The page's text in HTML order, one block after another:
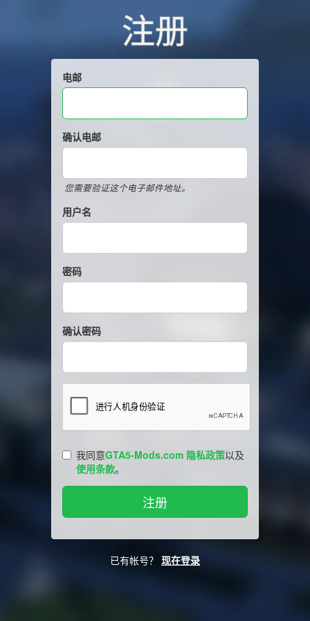
注册
电邮
确认电邮
您需要验证这个电子邮件地址。
用户名
密码
确认密码
我同意GTA5-Mods.com 隐私政策以及
使用条款。
已有帐号？ 现在登录